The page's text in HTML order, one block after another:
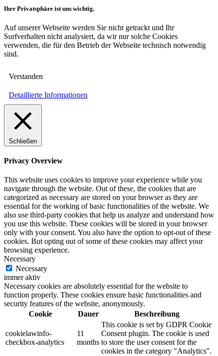
Ihre Privatsphäre ist uns wichtig.
Auf unserer Webseite werden Sie nicht getrackt und Ihr
Surfverhalten nicht analysiert, da wir nur solche Cookies
verwenden, die für den Betrieb der Webseite technisch notwendig
sind.
Verstanden
Detaillierte Informationen
Schließen
Privacy Overview
This website uses cookies to improve your experience while you
navigate through the website. Out of these, the cookies that are
categorized as necessary are stored on your browser as they are
essential for the working of basic functionalities of the website. We
also use third-party cookies that help us analyze and understand how
you use this website. These cookies will be stored in your browser
only with your consent. You also have the option to opt-out of these
cookies. But opting out of some of these cookies may affect your
browsing experience.
Necessary
Necessary
immer aktiv
Necessary cookies are absolutely essential for the website to
function properly. These cookies ensure basic functionalities and
security features of the website, anonymously.
Cookie
Dauer Beschreibung
cookielawinfo-
checkbox-analytics
11
months
This cookie is set by GDPR Cookie
Consent plugin. The cookie is used
to store the user consent for the
cookies in the category "Analytics".